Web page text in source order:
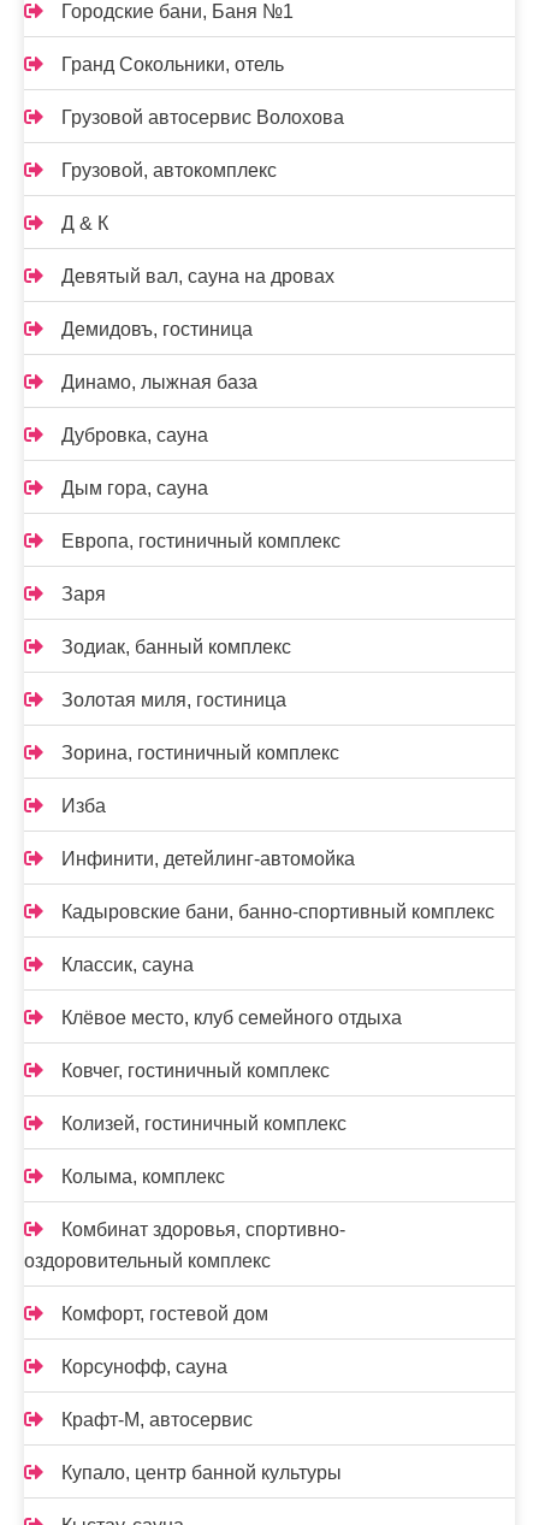
Городские бани, Баня №1
Гранд Сокольники, отель
Грузовой автосервис Волохова
Грузовой, автокомплекс
Д & К
Девятый вал, сауна на дровах
Демидовъ, гостиница
Динамо, лыжная база
Дубровка, сауна
Дым гора, сауна
Европа, гостиничный комплекс
Заря
Зодиак, банный комплекс
Золотая миля, гостиница
Зорина, гостиничный комплекс
Изба
Инфинити, детейлинг-автомойка
Кадыровские бани, банно-спортивный комплекс
Классик, сауна
Клёвое место, клуб семейного отдыха
Ковчег, гостиничный комплекс
Колизей, гостиничный комплекс
Колыма, комплекс
Комбинат здоровья, спортивно-
оздоровительный комплекс
Комфорт, гостевой дом
Корсунофф, сауна
Крафт-М, автосервис
Купало, центр банной культуры